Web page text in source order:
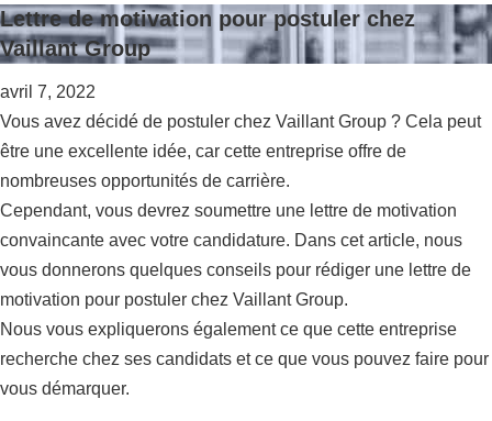
Lettre de motivation pour postuler chez
Vaillant Group
avril 7, 2022
Vous avez décidé de postuler chez Vaillant Group ? Cela peut
être une excellente idée, car cette entreprise offre de
nombreuses opportunités de carrière.
Cependant, vous devrez soumettre une lettre de motivation
convaincante avec votre candidature. Dans cet article, nous
vous donnerons quelques conseils pour rédiger une lettre de
motivation pour postuler chez Vaillant Group.
Nous vous expliquerons également ce que cette entreprise
recherche chez ses candidats et ce que vous pouvez faire pour
vous démarquer.